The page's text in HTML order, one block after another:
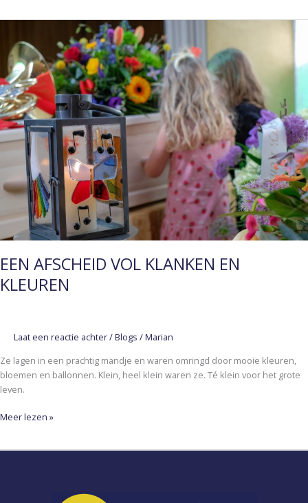
EEN AFSCHEID VOL KLANKEN EN
KLEUREN
Laat een reactie achter/Blogs /Marian
Ze lagen in een prachtig mandje en waren omringd door mooie kleuren,
bloemen en ballonnen. Klein, heel klein waren ze. Té klein voor het grote
leven.
AFSCHEID
VOL
KLANKEN
EN
KLEUREN
Meer lezen »